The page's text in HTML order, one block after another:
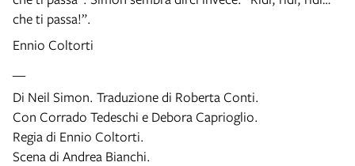
che ti passa!”.
Ennio Coltorti
Di Neil Simon. Traduzione di Roberta Conti.
Con Corrado Tedeschi e Debora Caprioglio.
Regia di Ennio Coltorti.
Scena di Andrea Bianchi.